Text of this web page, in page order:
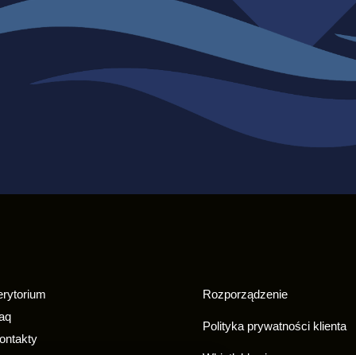
Rozporządzenie
Polityka prywatności klienta